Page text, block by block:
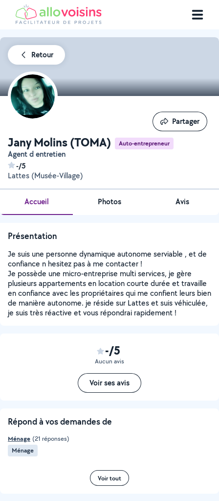
Retour
Jany Molins (TOMA) Auto-entrepreneur
Agent d entretien
-/5
Lattes (Musée-Village)
Partager
Partager
Accueil Photos Avis
Présentation
Je suis une personne dynamique autonome serviable , et de
confiance n hesitez pas à me contacter !
Je possède une micro-entreprise multi services, je gère
plusieurs appartements en location courte durée et travaille
en confiance avec les propriétaires qui me confient leurs bien
de manière autonome. je réside sur Lattes et suis véhiculée,
je suis très réactive et vous répondrai rapidement !
-/5
Aucun avis
Voir ses avis
Répond à vos demandes de
Ménage (21 réponses)
Ménage
Voir tout